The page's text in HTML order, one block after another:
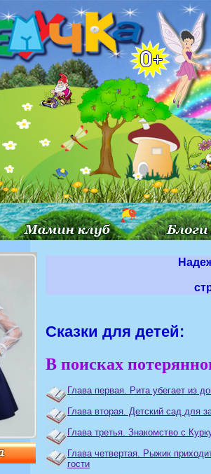
Сказки для детей:
В поисках
Глава первая. Рита убегает из
Глава вторая. Детский сад для
Глава третья. Знакомство с
Глава четвертая. Рыжик
гости